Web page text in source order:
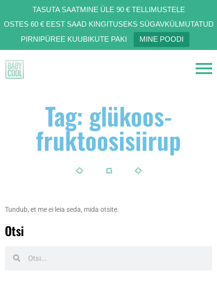
TASUTA SAATMINE ÜLE 90 € TELLIMUSTELE
OSTES 60 € EEST SAAD KINGITUSEKS SÜGAVKÜLMUTATUD
PIRNIPÜREE KUUBIKUTE PAKI
MINE POODI
Tag: glükoos-
fruktoosisiirup
Tundub, et me ei leia seda, mida otsite.
Otsi